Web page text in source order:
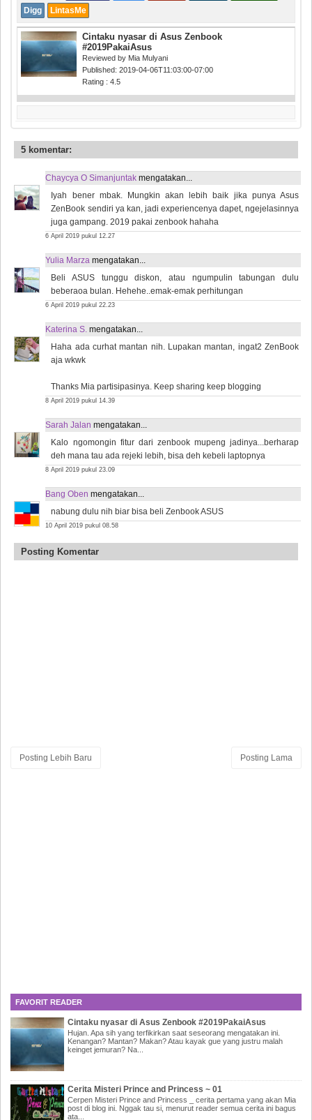
Digg
LintasMe
Cintaku nyasar di Asus Zenbook
#2019PakaiAsus
Reviewed by Mia Mulyani
Published:2019-04-06T11:03:00-07:00
Rating :4.5
5 komentar:
Chaycya O Simanjuntak mengatakan...
Iyah bener mbak. Mungkin akan lebih baik jika punya Asus
ZenBook sendiri ya kan, jadi experiencenya dapet, ngejelasinnya
juga gampang. 2019 pakai zenbook hahaha
6 April 2019 pukul 12.27
Yulia Marza mengatakan...
Beli ASUS tunggu diskon, atau ngumpulin tabungan dulu
beberaoa bulan. Hehehe..emak-emak perhitungan
6 April 2019 pukul 22.23
Katerina S. mengatakan...
Haha ada curhat mantan nih. Lupakan mantan, ingat2 ZenBook
aja wkwk
Thanks Mia partisipasinya. Keep sharing keep blogging
8 April 2019 pukul 14.39
Sarah Jalan mengatakan...
Kalo ngomongin fitur dari zenbook mupeng jadinya...berharap
deh mana tau ada rejeki lebih, bisa deh kebeli laptopnya
8 April 2019 pukul 23.09
Bang Oben mengatakan...
nabung dulu nih biar bisa beli Zenbook ASUS
10 April 2019 pukul 08.58
Posting Komentar
Posting Lebih Baru Posting Lama
FAVORIT READER
Cintaku nyasar di Asus Zenbook #2019PakaiAsus
Hujan. Apa sih yang terfikirkan saat seseorang mengatakan ini.
Kenangan? Mantan? Makan? Atau kayak gue yang justru malah
keinget jemuran? Na...
Cerita Misteri Prince and Princess ~ 01
Cerpen Misteri Prince and Princess _ cerita pertama yang akan Mia
post di blog ini. Nggak tau si, menurut reader semua cerita ini bagus
ata...